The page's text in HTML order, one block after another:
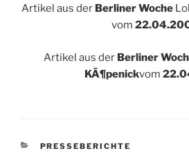
Artikel aus der Berliner Woche
vom
Artikel aus der Berliner
KÃ¶penickvom
KATEGORIEN
PRESSEBERICHTE